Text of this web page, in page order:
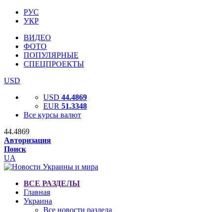
РУС
УКР
ВИДЕО
ФОТО
ПОПУЛЯРНЫЕ
СПЕЦПРОЕКТЫ
USD
USD 44.4869
EUR 51.3348
Все курсы валют
44.4869
Авторизация
Поиск
UA
ВСЕ РАЗДЕЛЫ
Главная
Украина
Все новости раздела